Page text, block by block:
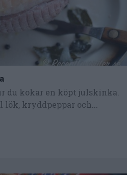
du kokar en köpt julskinka.
kryddpeppar och...